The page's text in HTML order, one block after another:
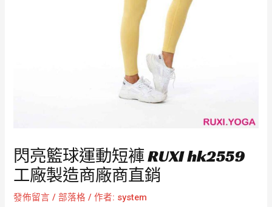
閃亮籃球運動短褲 RUXI hk2559
工廠製造商廠商直銷
發佈留言 /部落格 / 作者: system